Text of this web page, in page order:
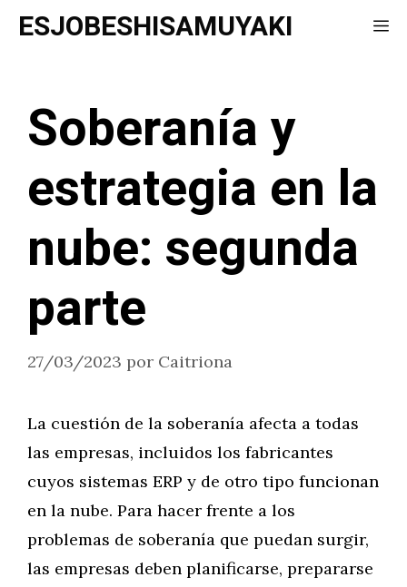
Saltar
ESJOBESHISAMUYAKI
Soberanía y
estrategia en la
nube: segunda
parte
27/03/2023 por Caitriona
La cuestión de la soberanía afecta a todas
las empresas, incluidos los fabricantes
cuyos sistemas ERP y de otro tipo funcionan
en la nube. Para hacer frente a los
problemas de soberanía que puedan surgir,
las empresas deben planificarse, prepararse